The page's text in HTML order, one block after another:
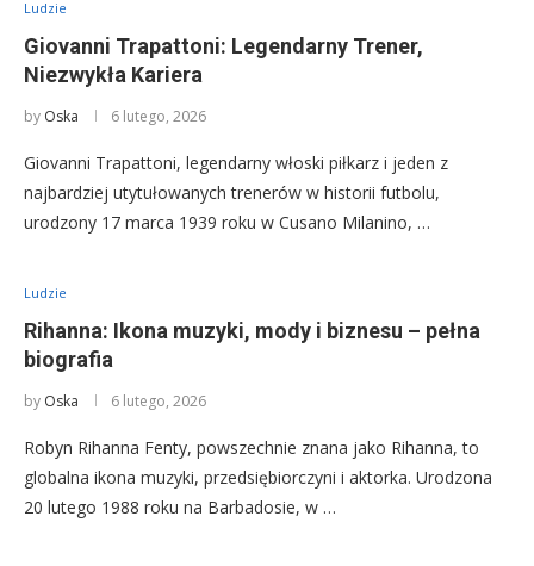
Ludzie
Giovanni Trapattoni: Legendarny Trener,
Niezwykła Kariera
by Oska 6 lutego, 2026
Giovanni Trapattoni, legendarny włoski piłkarz i jeden z
najbardziej utytułowanych trenerów w historii futbolu,
urodzony 17 marca 1939 roku w Cusano Milanino, …
Ludzie
Rihanna: Ikona muzyki, mody i biznesu – pełna
biografia
by Oska 6 lutego, 2026
Robyn Rihanna Fenty, powszechnie znana jako Rihanna, to
globalna ikona muzyki, przedsiębiorczyni i aktorka. Urodzona
20 lutego 1988 roku na Barbadosie, w …